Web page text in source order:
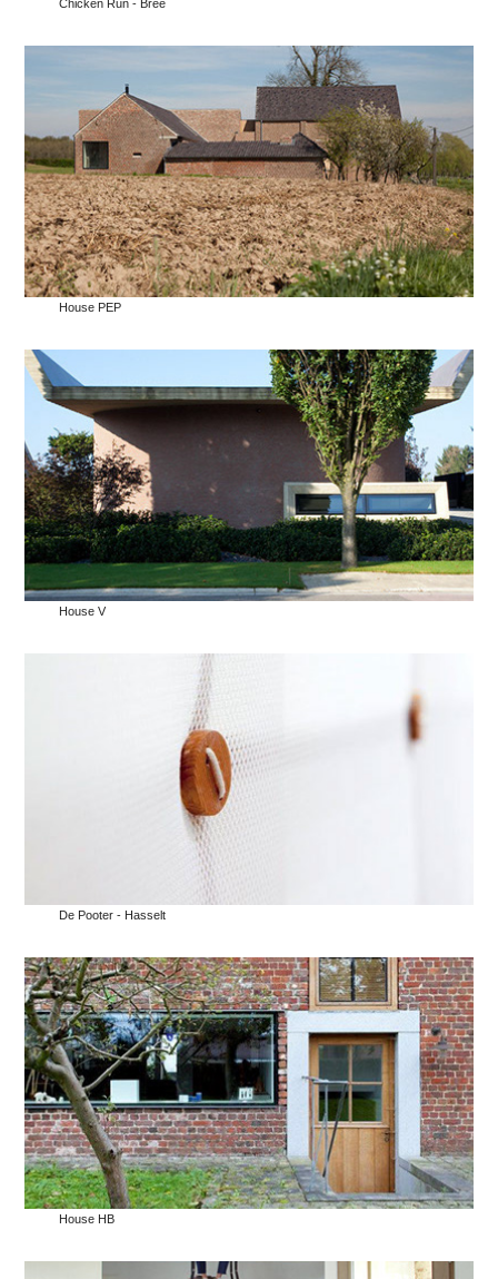
Chicken Run - Bree
House PEP
House V
De Pooter - Hasselt
House HB